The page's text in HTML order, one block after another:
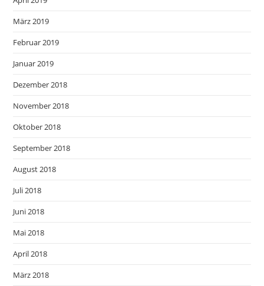
März 2019
Februar 2019
Januar 2019
Dezember 2018
November 2018
Oktober 2018
September 2018
August 2018
Juli 2018
Juni 2018
Mai 2018
April 2018
März 2018